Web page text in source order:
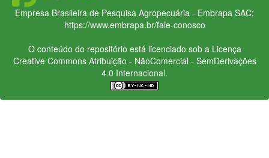
Empresa Brasileira de Pesquisa Agropecuária - Embrapa SAC:
https://www.embrapa.br/fale-conosco
O conteúdo do repositório está licenciado sob a Licença
Creative CommonsAtribuição - NãoComercial - SemDerivações
4.0 Internacional.